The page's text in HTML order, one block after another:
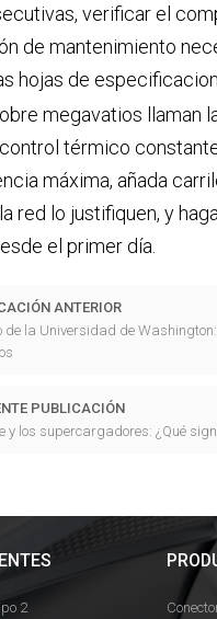
verificar el
de mantenimiento
hojas de
megavatios llaman
térmico
máxima, añada
red lo justifiquen, y
el primer día.
ANTERIOR
de la Universidad de
PUBLICACIÓN
y los supercargadores: ¿Qué
2